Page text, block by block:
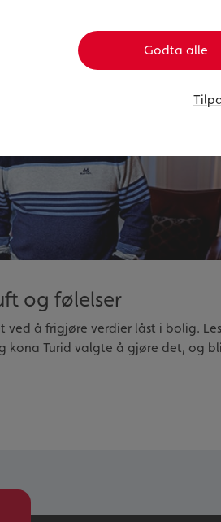
Godta alle
og følelser
ved å frigjøre verdier låst i bolig. Les
kona Turid valgte å gjøre det, og bli